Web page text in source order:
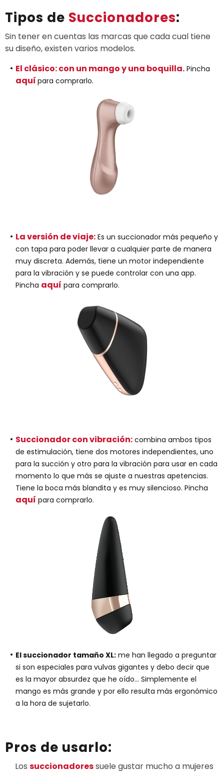
Tipos de Succionadores:
Sin tener en cuentas las marcas que cada cual tiene
su diseño, existen varios modelos.
El clásico: con un mango y una boquilla. Pincha
aquí para comprarlo.
La versión de viaje: Es un succionador más pequeño y
con tapa para poder llevar a cualquier parte de manera
muy discreta. Además, tiene un motor independiente
para la vibración y se puede controlar con una app.
Pincha aquí para comprarlo.
Succionador con vibración: combina ambos tipos
de estimulación, tiene dos motores independientes, uno
para la succión y otro para la vibración para usar en cada
momento lo que más se ajuste a nuestras apetencias.
Tiene la boca más blandita y es muy silencioso. Pincha
aquí para comprarlo.
El succionador tamaño XL: me han llegado a preguntar
si son especiales para vulvas gigantes y debo decir que
es la mayor absurdez que he oído… Simplemente el
mango es más grande y por ello resulta más ergonómico
a la hora de sujetarlo.
Pros de usarlo:
Los succionadoressuele gustar mucho a mujeres